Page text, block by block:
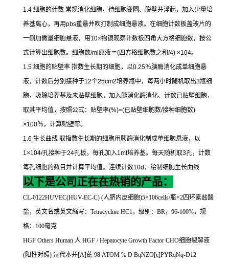
1.4 细胞的计数 常规消化细胞，待细胞变圆、脱壁并浮起，加入少量培
养基离心，再用pbs重悬并吹打制成细胞悬液。在细胞计数板盖玻片的
一侧加微量细胞悬液，用 10×物镜观察计数板四角大方格细胞数，按公
式计算出细胞数。细胞数/ml 原液＝(四方格细胞数之和/4) ×104。
1.5 细胞的贴壁率 指数生长期的细胞，以0.25％胰酶消化成单细胞悬
液，计数后分别接种于12个25cm2培养瓶中，每两小时随机取出3瓶细
胞，吸除培养基及未贴壁细胞，加入胰消化酶消化、计数已贴壁细胞，
取其平均值，按照公式：贴壁率(%)=(已贴壁细胞数/接种细胞数)
×100％，计算贴壁率。
1.6 生长曲线 取指数生长期的细胞用胰酶消化制成单细胞悬液，以
1×104/孔接种于24孔板，每孔加入1ml 培养基。每天随机取3孔，计数
每孔细胞的数目并计算平均值。连续计数10d ，绘制细胞生长曲线
以下是公司正在在热销的产品：
CL-0122HUVEC(HUV-EC-C) (人脐内皮细胞)5×106cells/瓶×2四环素盐酸
盐，英文名或英文缩写： Tetracycline HC1，级别： BR， 96-100%，规
格： 100毫克
HGF Others Human 人 HGF / Hepatocyte Growth Factor CHO细胞裂解液
(阳性对照) 氘代本并[A]芘 98 ATOM % D BqNZO[c]PYRqNq-D12